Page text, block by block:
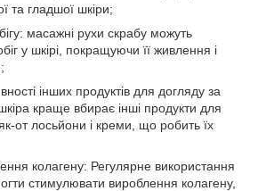
та гладшої шкіри;
масажні рухи скрабу можуть
у шкірі, покращуючи її живлення і
інших продуктів для догляду за
краще вбирає інші продукти для
от лосьйони і креми, що робить їх
колагену: Регулярне використання
стимулювати вироблення колагену,